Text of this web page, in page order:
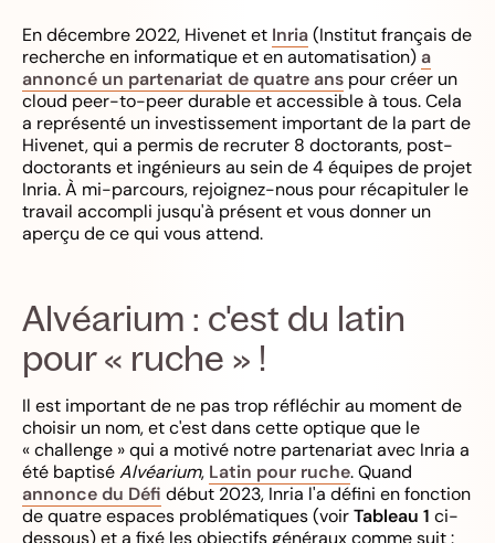
En décembre 2022, Hivenet et Inria(Institut français de
recherche en informatique et en automatisation)a
annoncé un partenariat de quatre ans pour créer un
cloud peer-to-peer durable et accessible à tous. Cela
a représenté un investissement important de la part de
Hivenet, qui a permis de recruter 8 doctorants, post-
doctorants et ingénieurs au sein de 4 équipes de projet
Inria. À mi-parcours, rejoignez-nous pour récapituler le
travail accompli jusqu'à présent et vous donner un
aperçu de ce qui vous attend.
Alvéarium : c'est du latin
pour « ruche » !
Il est important de ne pas trop réfléchir au moment de
choisir un nom, et c'est dans cette optique que le
« challenge » qui a motivé notre partenariat avec Inria a
été baptiséAlvéarium, Latin pour ruche. Quand
annonce du Défi début 2023, Inria l'a défini en fonction
de quatre espaces problématiques (voirTableau 1 ci-
dessous) et a fixé les objectifs généraux comme suit :